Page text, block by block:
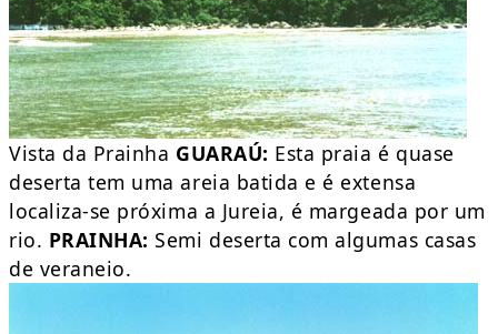
Vista da Prainha GUARAÚ: Esta praia é quase
deserta tem uma areia batida e é extensa
localiza-se próxima a Jureia, é margeada por um
rio. PRAINHA: Semi deserta com algumas casas
de veraneio.